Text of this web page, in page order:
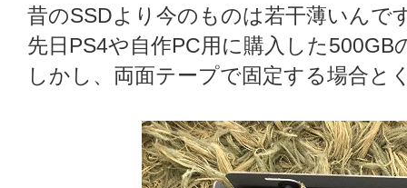
昔のSSDより今のものは若干薄いんで
先日PS4や自作PC用に購入した
しかし、両面テープで固定する場合と